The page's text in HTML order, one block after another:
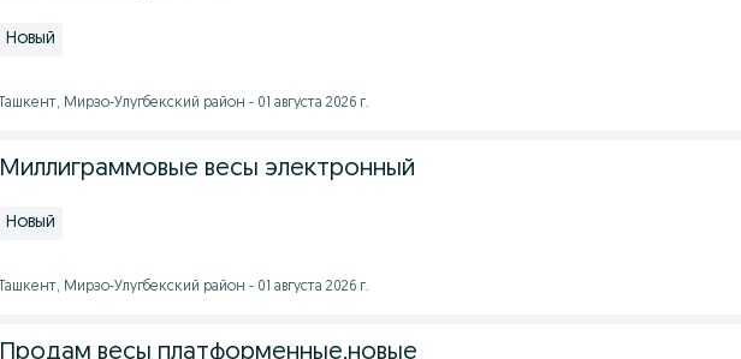
Новый
Ташкент, Мирзо-Улугбекский район - 01 августа 2026 г.
Миллиграммовые весы электронный
Новый
Ташкент, Мирзо-Улугбекский район - 01 августа 2026 г.
Продам весы платформенные,новые